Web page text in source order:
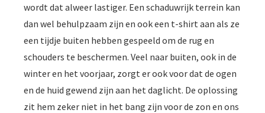
wordt dat alweer lastiger. Een schaduwrijk terrein kan
dan wel behulpzaam zijn en ook een t-shirt aan als ze
een tijdje buiten hebben gespeeld om de rug en
schouders te beschermen. Veel naar buiten, ook in de
winter en het voorjaar, zorgt er ook voor dat de ogen
en de huid gewend zijn aan het daglicht. De oplossing
zit hem zeker niet in het bang zijn voor de zon en ons